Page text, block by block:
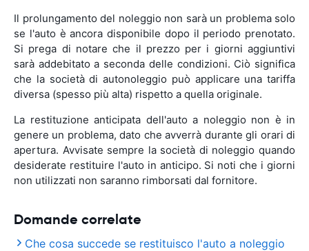
Il prolungamento del noleggio non sarà un problema solo
se l'auto è ancora disponibile dopo il periodo prenotato.
Si prega di notare che il prezzo per i giorni aggiuntivi
sarà addebitato a seconda delle condizioni. Ciò significa
che la società di autonoleggio può applicare una tariffa
diversa (spesso più alta) rispetto a quella originale.
La restituzione anticipata dell'auto a noleggio non è in
genere un problema, dato che avverrà durante gli orari di
apertura. Avvisate sempre la società di noleggio quando
desiderate restituire l'auto in anticipo. Si noti che i giorni
non utilizzati non saranno rimborsati dal fornitore.
Domande correlate
Che cosa succede se restituisco l'auto a noleggio